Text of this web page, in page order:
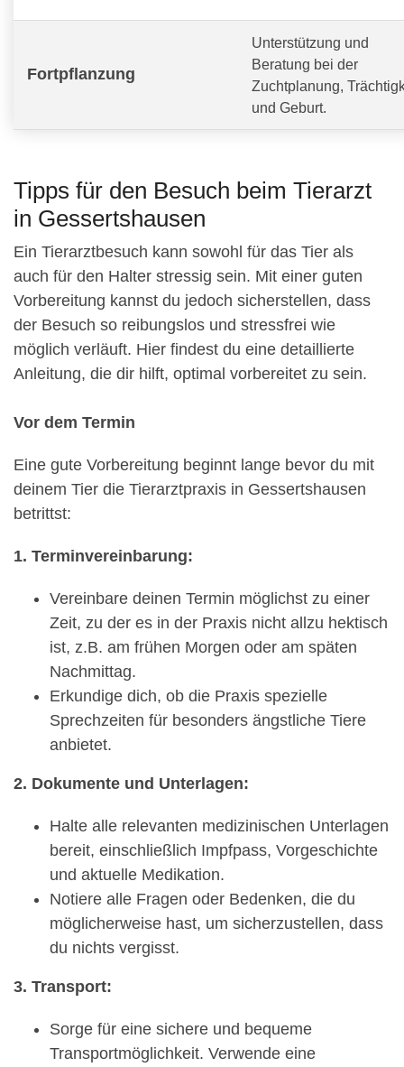
Fortpflanzung
Unterstützung und
Beratung bei der
Zuchtplanung,
und Geburt.
Tipps für den Besuch beim Tierarzt
in Gessertshausen
Ein Tierarztbesuch kann sowohl für das Tier als
auch für den Halter stressig sein. Mit einer guten
Vorbereitung kannst du jedoch sicherstellen, dass
der Besuch so reibungslos und stressfrei wie
möglich verläuft. Hier findest du eine detaillierte
Anleitung, die dir hilft, optimal vorbereitet zu sein.
Vor dem Termin
Eine gute Vorbereitung beginnt lange bevor du mit
deinem Tier die Tierarztpraxis in Gessertshausen
betrittst:
1. Terminvereinbarung:
Vereinbare deinen Termin möglichst zu einer
Zeit, zu der es in der Praxis nicht allzu hektisch
ist, z.B. am frühen Morgen oder am späten
Nachmittag.
Erkundige dich, ob die Praxis spezielle
Sprechzeiten für besonders ängstliche Tiere
anbietet.
2. Dokumente und Unterlagen:
Halte alle relevanten medizinischen Unterlagen
bereit, einschließlich Impfpass, Vorgeschichte
und aktuelle Medikation.
Notiere alle Fragen oder Bedenken, die du
möglicherweise hast, um sicherzustellen, dass
du nichts vergisst.
3. Transport:
Sorge für eine sichere und bequeme
Transportmöglichkeit. Verwende eine